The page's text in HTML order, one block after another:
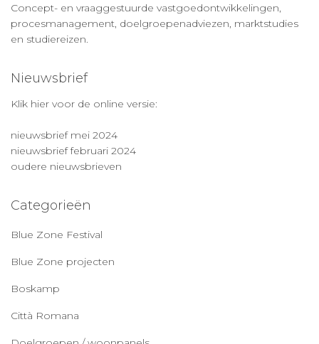
Concept- en vraaggestuurde vastgoedontwikkelingen,
procesmanagement, doelgroepenadviezen, marktstudies
en studiereizen.
Nieuwsbrief
Klik hier voor de online versie:
nieuwsbrief mei 2024
nieuwsbrief februari 2024
oudere nieuwsbrieven
Categorieën
Blue Zone Festival
Blue Zone projecten
Boskamp
Città Romana